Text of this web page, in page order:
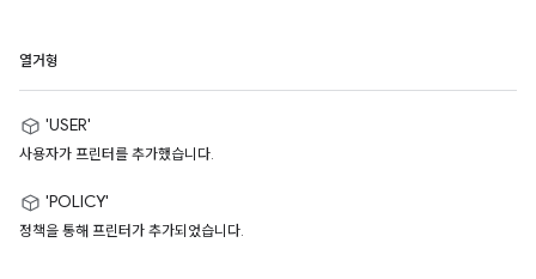
열거형
'USER'
사용자가 프린터를 추가했습니다.
'POLICY'
정책을 통해 프린터가 추가되었습니다.